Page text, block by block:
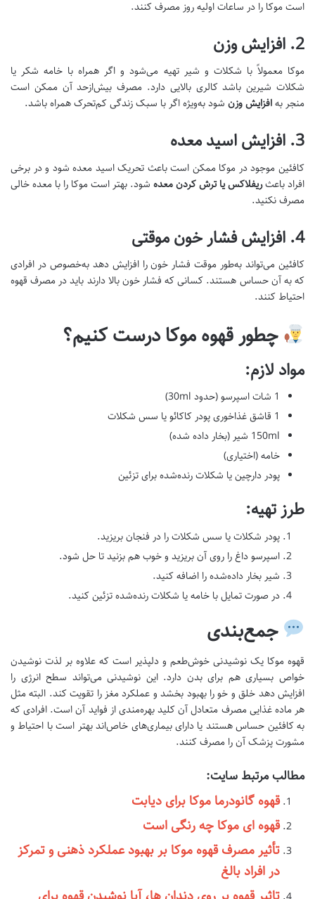
است موکا را در ساعات اولیه روز مصرف کنند.
2. افزایش وزن
موکا معمولاً با شکلات و شیر تهیه می‌شود و اگر همراه با خامه شکر یا
شکلات شیرین باشد کالری بالایی دارد. مصرف بیش‌از‌حد آن ممکن است
منجر بهافزایش وزن شود به‌ویژه اگر با سبک زندگی کم‌تحرک همراه باشد.
3. افزایش اسید معده
کافئین موجود در موکا ممکن است باعث تحریک اسید معده شود و در برخی
افراد باعثریفلاکس یا ترش کردن معده شود. بهتر است موکا را با معده خالی
مصرف نکنید.
4. افزایش فشار خون موقتی
کافئین می‌تواند به‌طور موقت فشار خون را افزایش دهد به‌خصوص در افرادی
که به آن حساس هستند. کسانی که فشار خون بالا دارند باید در مصرف قهوه
احتیاط کنند.
چطور قهوه موکا درست کنیم؟
مواد لازم:
1 شات اسپرسو (حدود 30ml)
1 قاشق غذاخوری پودر کاکائو یا سس شکلات
150ml شیر (بخار داده شده)
خامه (اختیاری)
پودر دارچین یا شکلات رنده‌شده برای تزئین
طرز تهیه:
پودر شکلات یا سس شکلات را در فنجان بریزید.
اسپرسو داغ را روی آن بریزید و خوب هم بزنید تا حل شود.
شیر بخار داده‌شده را اضافه کنید.
در صورت تمایل با خامه یا شکلات رنده‌شده تزئین کنید.
جمع‌بندی
قهوه موکا یک نوشیدنی خوش‌طعم و دلپذیر است که علاوه بر لذت نوشیدن
خواص بسیاری هم برای بدن دارد. این نوشیدنی می‌تواند سطح انرژی را
افزایش دهد خلق و خو را بهبود بخشد و عملکرد مغز را تقویت کند. البته مثل
هر ماده غذایی مصرف متعادل آن کلید بهره‌مندی از فواید آن است. افرادی که
به کافئین حساس هستند یا دارای بیماری‌های خاص‌اند بهتر است با احتیاط و
مشورت پزشک آن را مصرف کنند.
مطالب مرتبط سایت:
قهوه گانودرما موکا برای دیابت
قهوه ای موکا چه رنگی است
تأثیر مصرف قهوه موکا بر بهبود عملکرد ذهنی و تمرکز
در افراد بالغ